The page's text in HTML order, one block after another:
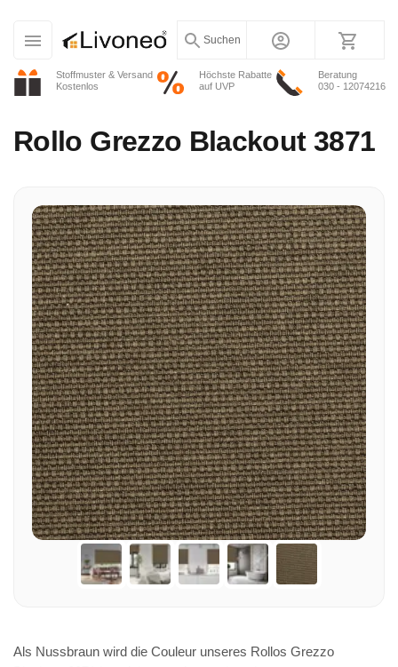
Stoffmuster & Versand
Kostenlos
Höchste Rabatte
auf UVP
Beratung
030 - 12074216
Suchen
Rollo Grezzo Blackout 3871
Als Nussbraun wird die Couleur unseres Rollos Grezzo